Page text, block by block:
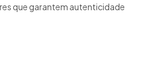
que garantem autenticidade